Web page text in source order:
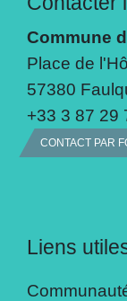
Commune
Place de
57380
+33 3 87 29
CONTACT PAR
Liens